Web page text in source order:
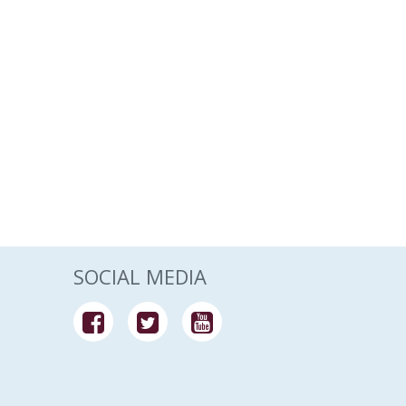
SOCIAL MEDIA